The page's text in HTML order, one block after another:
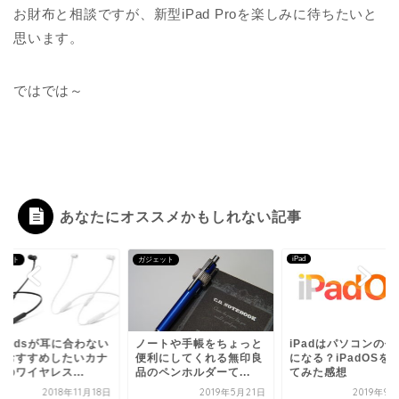
お財布と相談ですが、新型iPad Proを楽しみに待ちたいと
思います。
ではでは～
あなたにオススメかもしれない記事
ット
が耳に合わない
おすすめしたいカナ
のワイヤレス...
2018年11月18日
ガジェット
ノートや手帳をちょっと
便利にしてくれる無印良
品のペンホルダーて...
2019年5月21日
iPad
iPadはパソコンの代
になる？iPadOSを
てみた感想
2019年9